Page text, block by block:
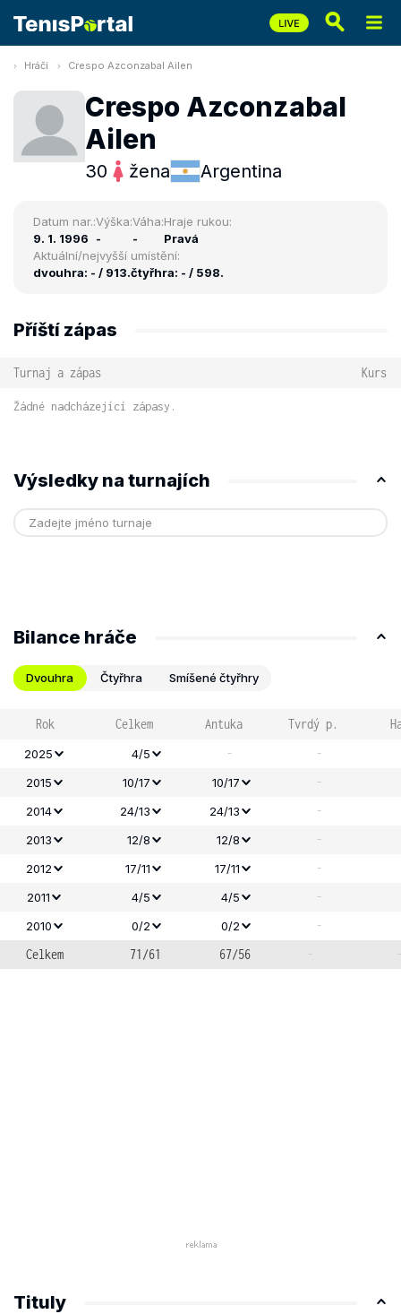
Hráči Crespo Azconzabal Ailen
Crespo Azconzabal
Ailen
30 žena Argentina
Datum nar.:
9. 1. 1996
Výška:
-
Váha:
-
Hraje rukou:
Pravá
Aktuální/nejvyšší umístění:
dvouhra: - / 913.čtyřhra: - / 598.
Příští zápas
Turnaj a zápas Kurs
Žádné nadcházející zápasy.
Výsledky na turnajích
Bilance hráče
Dvouhra Čtyřhra Smíšené čtyřhry
Rok Celkem Antuka Tvrdý p.
2025 4/5 - -
2015 10/17 10/17 -
2014 24/13 24/13 -
2013 12/8 12/8 -
2012 17/11 17/11 -
2011 4/5 4/5 -
2010 0/2 0/2
-
Celkem
71/61 67/56 -
Tituly